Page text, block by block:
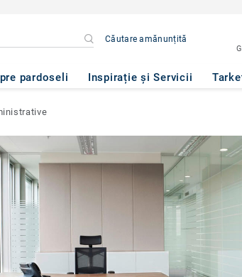
Căutare amănunțită
pardoseli Inspirație și Servicii